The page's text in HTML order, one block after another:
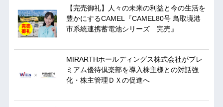
【完売御礼】人々の未来の利益と今の生活を
豊かにするCAMEL『CAMEL80号 鳥取境港
市系統連携蓄電池シリーズ 完売』
MIRARTHホールディングス株式会社がプレ
ミアム優待倶楽部を導入株主様との対話強
化・株主管理ＤＸの促進へ